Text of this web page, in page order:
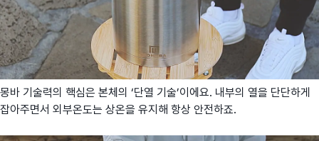
몽바 기술력의 핵심은 본체의 ‘단열 기술’이에요. 내부의 열을 단단하게
잡아주면서 외부온도는 상온을 유지해 항상 안전하죠.